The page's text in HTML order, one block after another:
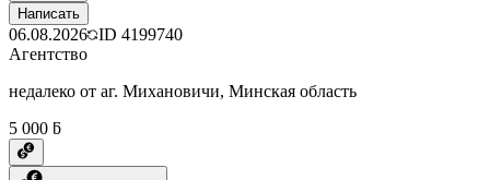
Написать
06.08.2026 ID 4199740
Агентство
недалеко от аг. Михановичи, Минская область
5 000 ƃ